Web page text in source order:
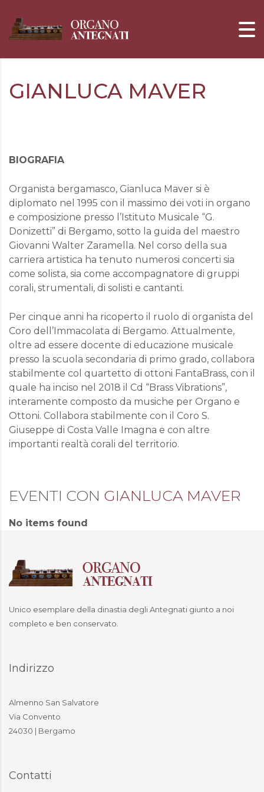
GIANLUCA MAVER
BIOGRAFIA
Organista bergamasco, Gianluca Maver si è
diplomato nel 1995 con il massimo dei voti in organo
e composizione presso l’Istituto Musicale “G.
Donizetti” di Bergamo, sotto la guida del maestro
Giovanni Walter Zaramella. Nel corso della sua
carriera artistica ha tenuto numerosi concerti sia
come solista, sia come accompagnatore di gruppi
corali, strumentali, di solisti e cantanti.
Per cinque anni ha ricoperto il ruolo di organista del
Coro dell’Immacolata di Bergamo. Attualmente,
oltre ad essere docente di educazione musicale
presso la scuola secondaria di primo grado, collabora
stabilmente col quartetto di ottoni FantaBrass, con il
quale ha inciso nel 2018 il Cd “Brass Vibrations”,
interamente composto da musiche per Organo e
Ottoni. Collabora stabilmente con il Coro S.
Giuseppe di Costa Valle Imagna e con altre
importanti realtà corali del territorio.
EVENTI CON GIANLUCA MAVER
No items found
Unico esemplare della dinastia degli Antegnati giunto a noi
completo e ben conservato.
Indirizzo
Almenno San Salvatore
Via Convento
24030 | Bergamo
Contatti